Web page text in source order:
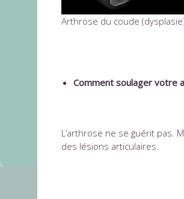
Arthrose du coude
Comment soulager votre
L’arthrose ne se guérit pas.
des lésions articulaires.